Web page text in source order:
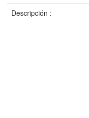
Descripción :